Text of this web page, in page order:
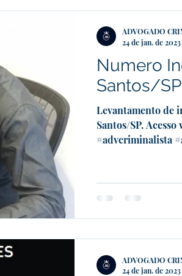
Numero
Santos/SP
Levantamento de
Santos/SP.
#advcriminalista
ADVOGADO
24 de jan. de 2023
ADVOGADO
24 de jan. de 2023